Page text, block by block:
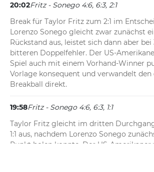
20:02Fritz - Sonego 4:6, 6:3, 2:1
Break für Taylor Fritz zum 2:1 im
Lorenzo Sonego gleicht zwar zunächst
Rückstand aus, leistet sich dann aber bei
bitteren Doppelfehler. Der US-
Spiel auch mit einem Vorhand-Winner
Vorlage konsequent und verwandelt den
Breakball direkt.
19:58Fritz - Sonego 4:6, 6:3, 1:1
Taylor Fritz gleicht im dritten
1:1 aus, nachdem Lorenzo Sonego
Punkt holen konnte. Der US-